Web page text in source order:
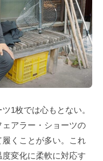
1枚では心もとない。
アラー・ショーツの
履くことが多い。これ
変化に柔軟に対応す